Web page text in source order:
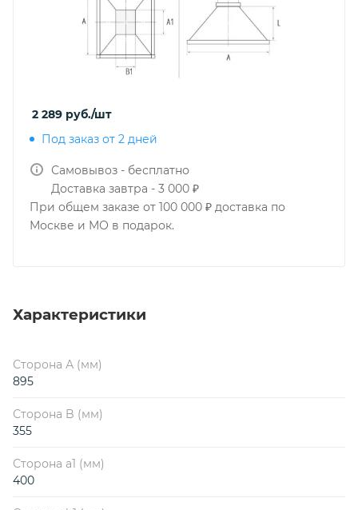
2 289 руб./шт
Под заказ от 2 дней
Самовывоз - бесплатно
Доставка завтра - 3 000 ₽
При общем заказе от 100 000 ₽ доставка по
Москве и МО в подарок.
Характеристики
Сторона А (мм)
895
Сторона B (мм)
355
Сторона a1 (мм)
400